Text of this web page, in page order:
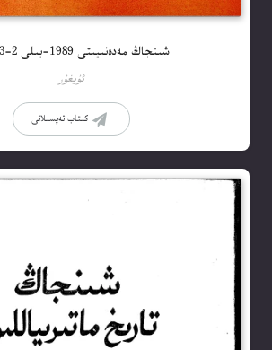
شىنجاڭ مەدەنىيىتى 1989-يىلى 2-3-سان
ئۇيغۇر
كىتاب تەپسىلاتى